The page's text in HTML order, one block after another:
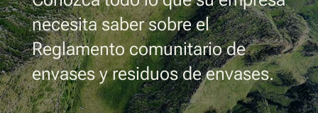
Pasaportes digitales de productos
Sistemas digitales de devolución de depósitos
Autenticación de productos
Marketing D2C
QR Reutilizar y rellenar
necesita saber sobre el
Reglamento comunitario de
envases y residuos de envases.